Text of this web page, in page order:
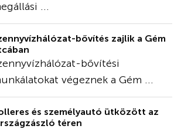
...
bővítés zajlik a Gém
bővítési
végeznek a Gém ...
és személyautó ütközött az
téren